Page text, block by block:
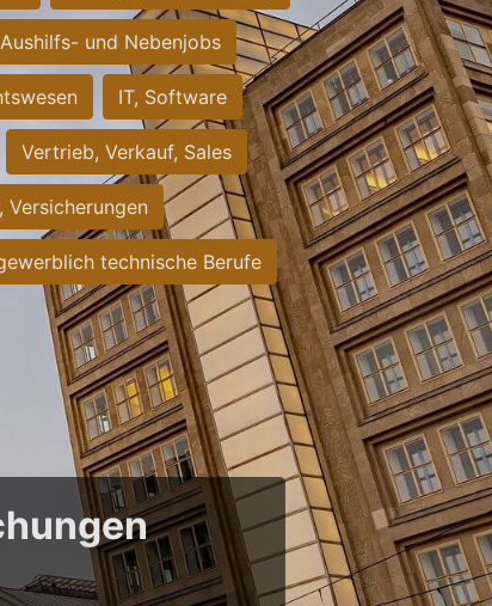
und Nebenjobs
IT, Software
Vertrieb, Verkauf, Sales
Versicherungen
technische Berufe